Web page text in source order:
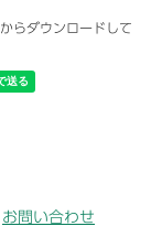
らダウンロードして
お問い合わせ